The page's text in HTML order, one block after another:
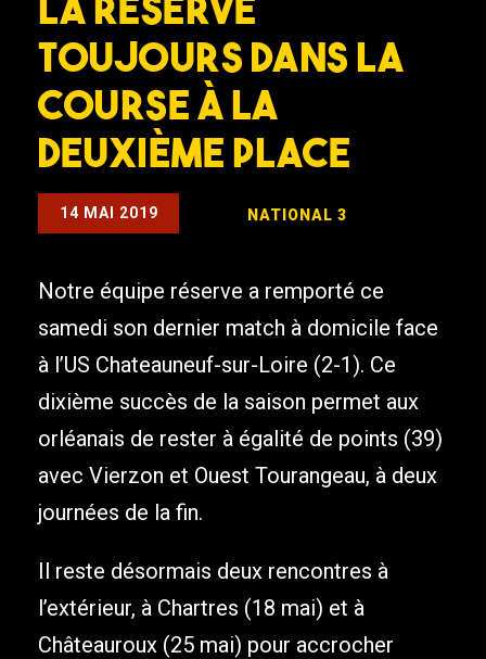
toujours dans la
course à la
deuxième place
14 MAI 2019 NATIONAL 3
Notre équipe réserve a remporté ce
samedi son dernier match à domicile face
à l’US Chateauneuf-sur-Loire (2-1). Ce
dixième succès de la saison permet aux
orléanais de rester à égalité de points (39)
avec Vierzon et Ouest Tourangeau, à deux
journées de la fin.
Il reste désormais deux rencontres à
l’extérieur, à Chartres (18 mai) et à
Châteauroux (25 mai) pour accrocher